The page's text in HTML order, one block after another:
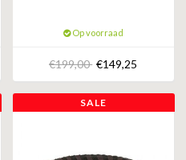
Op voorraad
€199,00 €149,25
SALE